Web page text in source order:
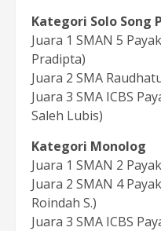
Kategori Solo Song
Juara 1 SMAN 5
Pradipta)
Juara 2 SMA
Juara 3 SMA ICBS
Saleh Lubis)
Kategori Monolog
Juara 1 SMAN 2
Juara 2 SMAN 4
Roindah S.)
Juara 3 SMA ICBS